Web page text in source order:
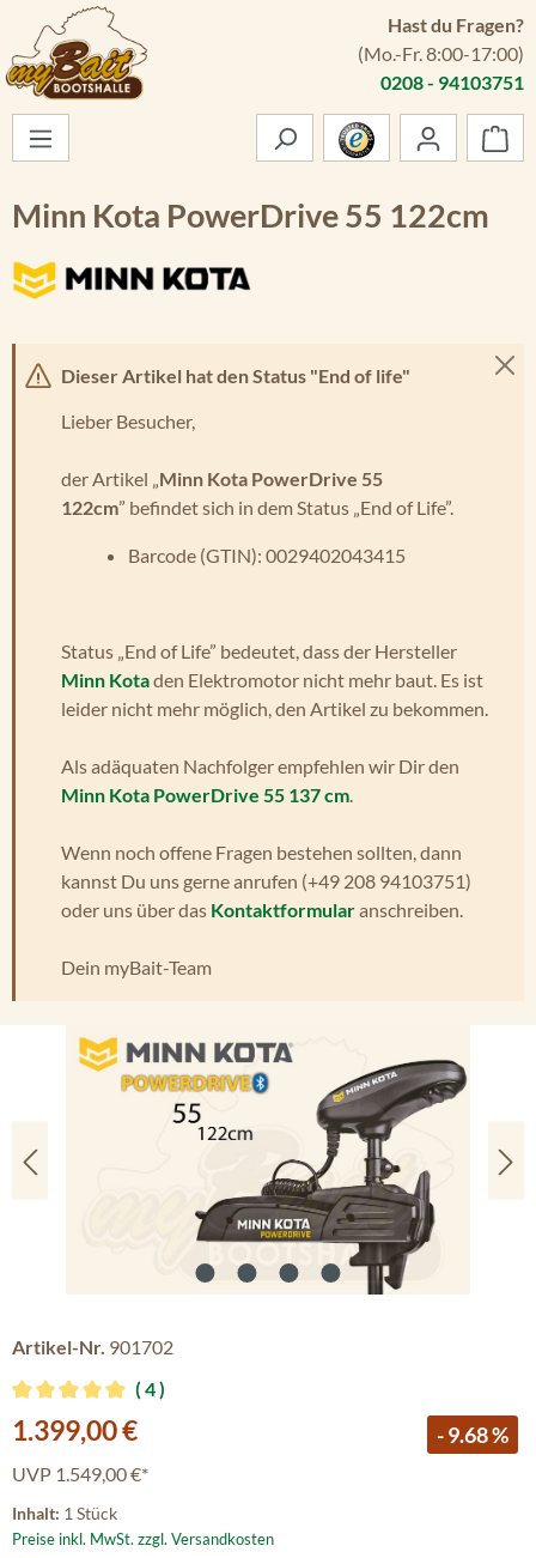
Zum Hauptinhalt springen
Hast du Fragen?
(Mo.-Fr. 8:00-17:00)
0208 - 94103751
Minn Kota PowerDrive 55 122cm
Dieser Artikel hat den Status "End of life"
Lieber Besucher,
der Artikel „Minn Kota PowerDrive 55
122cm” befindet sich in dem Status „End of Life”.
Barcode (GTIN): 0029402043415
Status „End of Life” bedeutet, dass der Hersteller
Minn Kotaden Elektromotor nicht mehr baut. Es ist
leider nicht mehr möglich, den Artikel zu bekommen.
Als adäquaten Nachfolger empfehlen wir Dir den
Minn Kota PowerDrive 55 137 cm.
Wenn noch offene Fragen bestehen sollten, dann
kannst Du uns gerne anrufen (+49 208 94103751)
oder uns über das Kontaktformularanschreiben.
Dein myBait-Team
Bildergalerie überspringen
Artikel-Nr. 901702
Durchschnittliche Bewertung von 5 von 5 Sternen
4
Verkaufspreis:
1.399,00 € - 9.68 %
UVP 1.549,00 €*
Inhalt: 1 Stück
Preise inkl. MwSt. zzgl. Versandkosten